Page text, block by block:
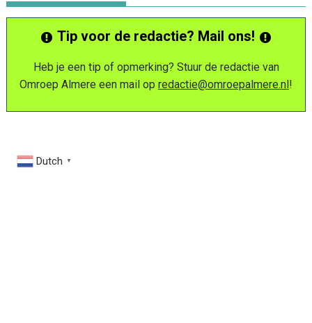
Tip voor de redactie? Mail ons!
Heb je een tip of opmerking? Stuur de redactie van
Omroep Almere een mail op redactie@omroepalmere.nl!
Dutch ▼